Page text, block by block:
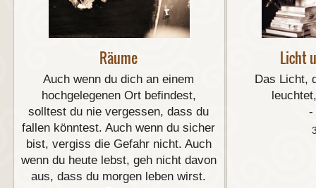
Räume
Auch wenn du dich an einem
hochgelegenen Ort befindest,
solltest du nie vergessen, dass du
fallen könntest. Auch wenn du sicher
bist, vergiss die Gefahr nicht. Auch
wenn du heute lebst, geh nicht davon
aus, dass du morgen leben wirst.
Licht
Das Licht,
-